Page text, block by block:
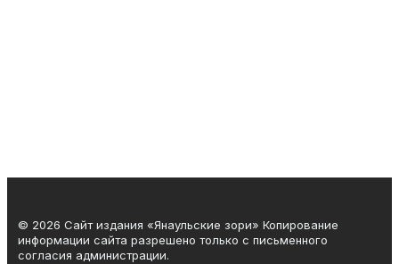
© 2026 Сайт издания «Янаульские зори» Копирование
информации сайта разрешено только с письменного
согласия администрации.